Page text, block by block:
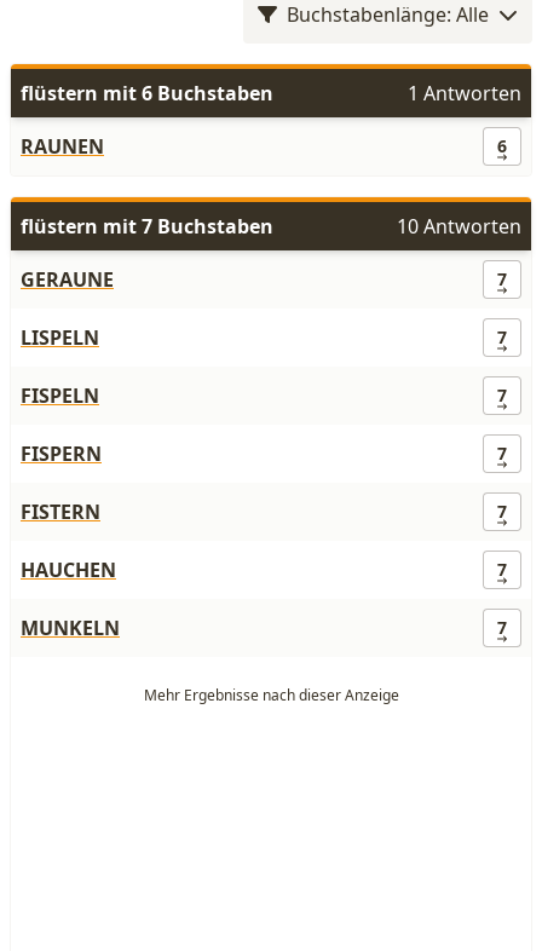
Buchstabenlänge: Alle
flüstern mit 6 Buchstaben
1 Antworten
RAUNEN
6
flüstern mit 7 Buchstaben
10 Antworten
GERAUNE
7
LISPELN 7
FISPELN 7
FISPERN 7
FISTERN 7
HAUCHEN 7
MUNKELN 7